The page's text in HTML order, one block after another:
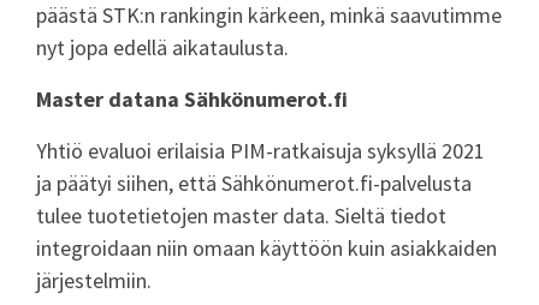
päästä STK:n rankingin kärkeen, minkä saavutimme
nyt jopa edellä aikataulusta.
Master datana Sähkönumerot.fi
Yhtiö evaluoi erilaisia PIM-ratkaisuja syksyllä 2021
ja päätyi siihen, että Sähkönumerot.fi-palvelusta
tulee tuotetietojen master data. Sieltä tiedot
integroidaan niin omaan käyttöön kuin asiakkaiden
järjestelmiin.